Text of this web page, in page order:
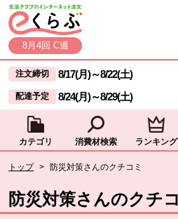
ページの先頭です。
本文へジャンプする。
8月4回 C週
ここからサイト内共通メニューです。
サイト内共通メニューをスキップする
注文締切 8/17(月)～8/22(土)
配達予定 8/24(月)～8/29(土)
カテゴリ 消費材検索 ランキング
トップ > 防災対策さんのクチコミ
防災対策さんのクチ